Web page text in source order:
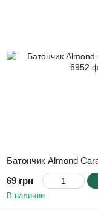
Батончик Almond
69 грн
В наличии